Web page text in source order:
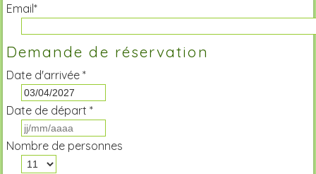
Email*
Demande de réservation
Date d'arrivée *
Date de départ *
Nombre de personnes